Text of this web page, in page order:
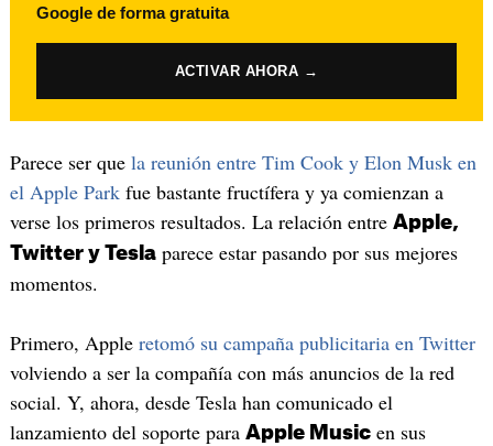
Google de forma gratuita
ACTIVAR AHORA →
Parece ser que la reunión entre Tim Cook y Elon Musk en
el Apple Parkfue bastante fructífera y ya comienzan a
verse los primeros resultados. La relación entre Apple,
Twitter y Teslaparece estar pasando por sus mejores
momentos.
Primero, Apple retomó su campaña publicitaria en Twitter
volviendo a ser la compañía con más anuncios de la red
social. Y, ahora, desde Tesla han comunicado el
lanzamiento del soporte para Apple Musicen sus